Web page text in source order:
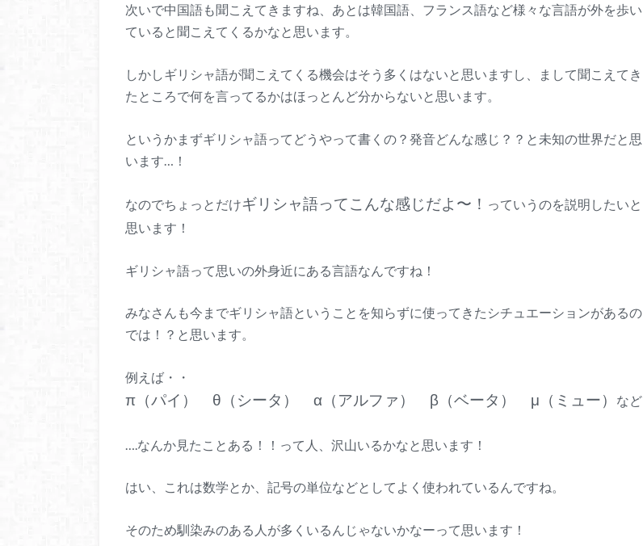
次いで中国語も聞こえてきますね、あとは韓国語、フランス語など様々な言語が外を歩い
ていると聞こえてくるかなと思います。
しかしギリシャ語が聞こえてくる機会はそう多くはないと思いますし、まして聞こえてき
たところで何を言ってるかはほっとんど分からないと思います。
というかまずギリシャ語ってどうやって書くの？発音どんな感じ？？と未知の世界だと思
います…！
なのでちょっとだけギリシャ語ってこんな感じだよ〜！ っていうのを説明したいと
思います！
ギリシャ語って思いの外身近にある言語なんですね！
みなさんも今までギリシャ語ということを知らずに使ってきたシチュエーションがあるの
では！？と思います。
例えば・・
π（パイ） θ（シータ） α（アルファ） β（ベータ） μ（ミュー） など
….なんか見たことある！！って人、沢山いるかなと思います！
はい、これは数学とか、記号の単位などとしてよく使われているんですね。
そのため馴染みのある人が多くいるんじゃないかなーって思います！